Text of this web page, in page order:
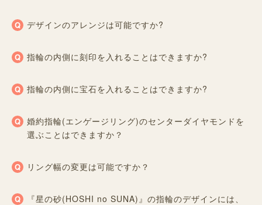
デザインのアレンジは可能ですか?
指輪の内側に刻印を入れることはできますか?
指輪の内側に宝石を入れることはできますか?
婚約指輪(エンゲージリング)のセンターダイヤモンドを
選ぶことはできますか？
リング幅の変更は可能ですか？
『星の砂(HOSHI no SUNA)』の指輪のデザインには、